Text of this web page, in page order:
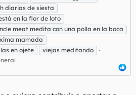
diarias de siesta
en la flor de loto
meat medita con una polla en la boca
mamada
en ojete
viejas meditando